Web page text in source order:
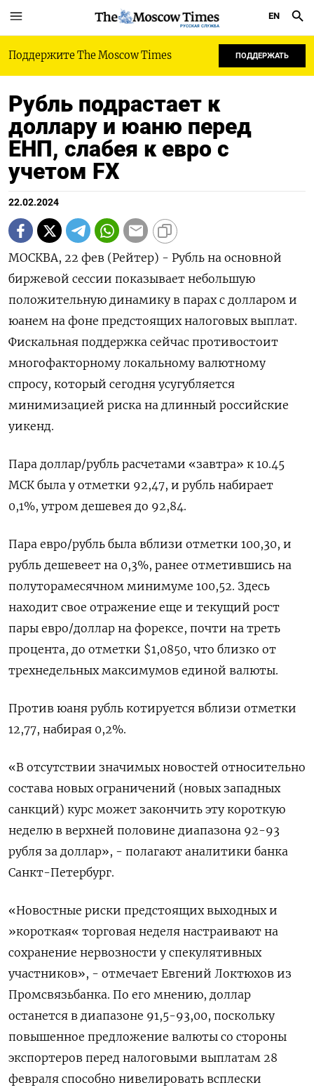
РУССКАЯ СЛУЖБА
EN
Поддержите The Moscow Times ПОДДЕРЖАТЬ
Рубль подрастает к
доллару и юаню перед
ЕНП, слабея к евро с
учетом FX
22.02.2024
МОСКВА, 22 фев (Рейтер) - Рубль на основной
биржевой сессии показывает небольшую
положительную динамику в парах с долларом и
юанем на фоне предстоящих налоговых выплат.
Фискальная поддержка сейчас противостоит
многофакторному локальному валютному
спросу, который сегодня усугубляется
минимизацией риска на длинный российские
уикенд.
Пара доллар/рубль расчетами «завтра» к 10.45
МСК была у отметки 92,47, и рубль набирает
0,1%, утром дешевея до 92,84.
Пара евро/рубль была вблизи отметки 100,30, и
рубль дешевеет на 0,3%, ранее отметившись на
полуторамесячном минимуме 100,52. Здесь
находит свое отражение еще и текущий рост
пары евро/доллар на форексе, почти на треть
процента, до отметки $1,0850, что близко от
трехнедельных максимумов единой валюты.
Против юаня рубль котируется вблизи отметки
12,77, набирая 0,2%.
«В отсутствии значимых новостей относительно
состава новых ограничений (новых западных
санкций) курс может закончить эту короткую
неделю в верхней половине диапазона 92-93
рубля за доллар», - полагают аналитики банка
Санкт-Петербург.
«Новостные риски предстоящих выходных и
»короткая« торговая неделя настраивают на
сохранение нервозности у спекулятивных
участников», - отмечает Евгений Локтюхов из
Промсвязьбанка. По его мнению, доллар
останется в диапазоне 91,5-93,00, поскольку
повышенное предложение валюты со стороны
экспортеров перед налоговыми выплатам 28
февраля способно нивелировать всплески